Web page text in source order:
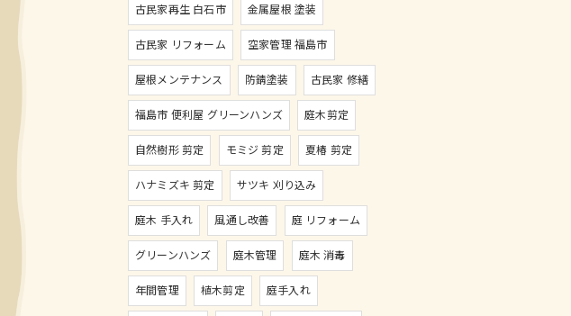
古民家再生 白石市
金属屋根 塗装
古民家 リフォーム
空家管理 福島市
屋根メンテナンス
防錆塗装
古民家 修繕
福島市 便利屋 グリーンハンズ
庭木剪定
自然樹形 剪定
モミジ 剪定
夏椿 剪定
ハナミズキ 剪定
サツキ 刈り込み
庭木 手入れ
風通し改善
庭 リフォーム
グリーンハンズ
庭木管理
庭木 消毒
年間管理
植木剪定
庭手入れ